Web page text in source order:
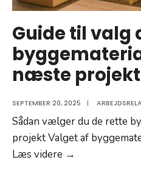
Guide til valg
næste projekt
SEPTEMBER 20, 2025 |
Sådan vælger du de rette
projekt Valget af
Læs videre →